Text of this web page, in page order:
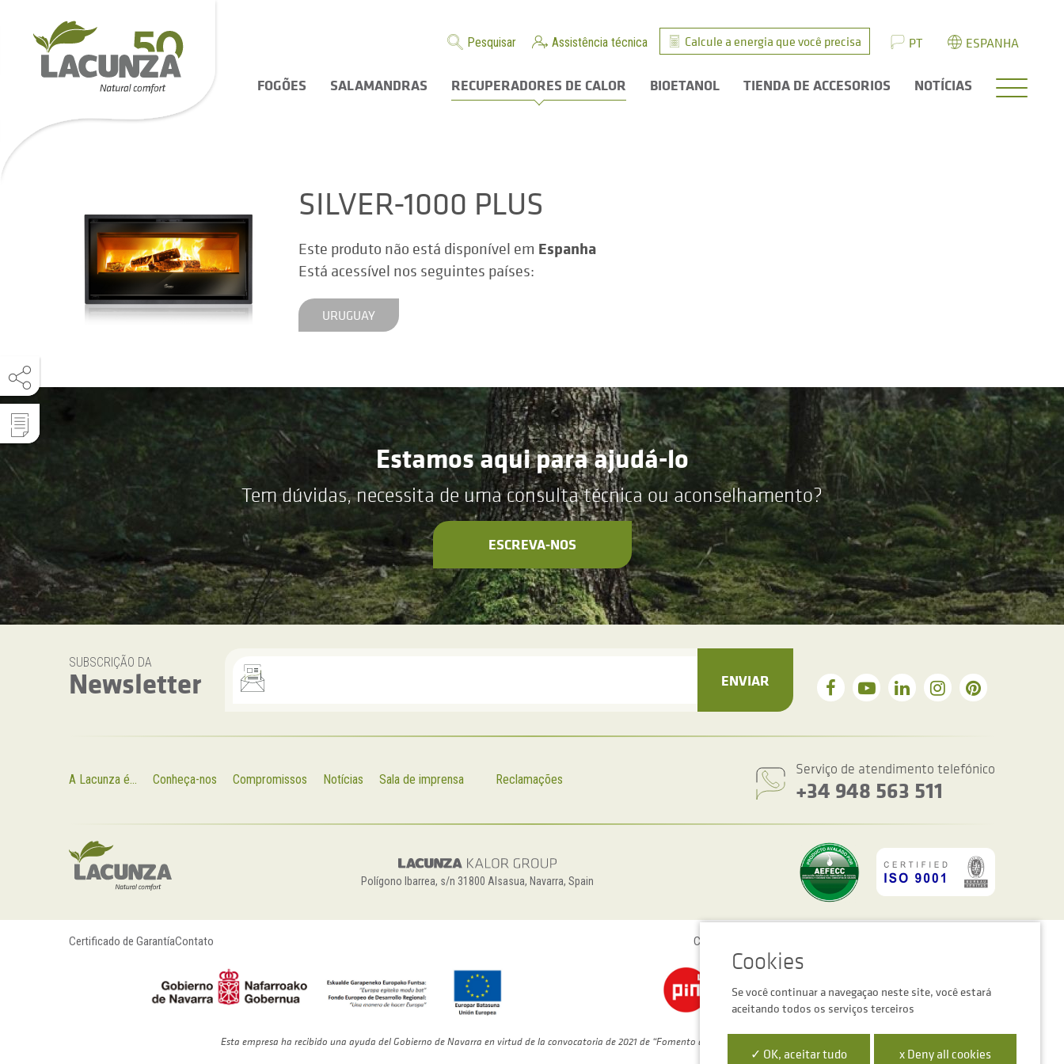
Pesquisar Assistência técnica Calcule a energia que você precisa PT ESPANHA
FOGÕES SALAMANDRAS RECUPERADORES DE CALOR BIOETANOL TIENDA DE ACCESORIOS NOTÍCIAS
SILVER-1000 PLUS
Este produto não está disponível em Espanha
Está acessível nos seguintes países:
URUGUAY
Estamos aqui para ajudá-lo
Tem dúvidas, necessita de uma consulta técnica ou aconselhamento?
ESCREVA-NOS
SUBSCRIÇÃO DA
Newsletter ENVIAR
A Lacunza é... Conheça-nos Compromissos Notícias Sala de imprensa Reclamações
Serviço de atendimento telefónico
+34 948 563 511
Polígono Ibarrea, s/n 31800 Alsasua, Navarra, Spain
Certificado de GarantíaContato Configurações de cookies
Esta empresa ha recibido una ayuda del Gobierno de Navarra en virtud de la convocatoria de 2021 de “Fomento de la Empresa Digital de Navarra”
Se você continuar a navegaçao neste site, você estará
aceitando todos os serviços terceiros
✓ OK, aceitar tudo x Deny all cookies